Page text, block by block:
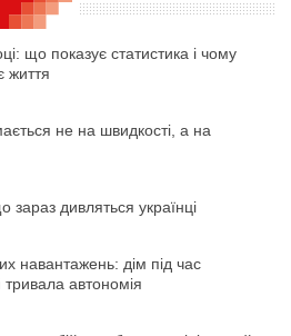
що показує статистика і чому
життя
не на швидкості, а на
дивляться українці
навантажень: дім під час
тривала автономія